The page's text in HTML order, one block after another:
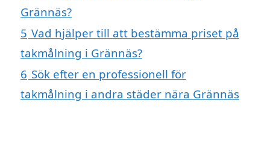
Grännäs?
5 Vad hjälper till att bestämma priset på
takmålning i Grännäs?
6 Sök efter en professionell för
takmålning i andra städer nära Grännäs